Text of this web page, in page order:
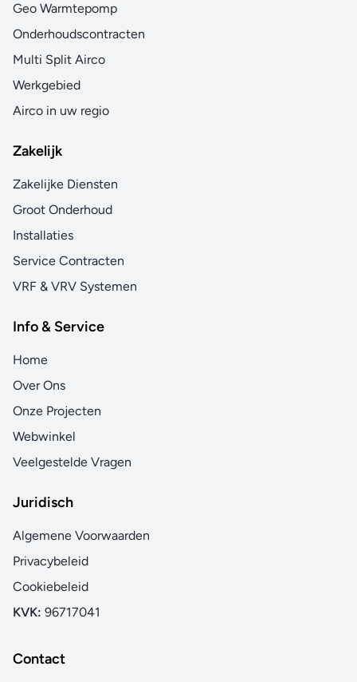
Geo Warmtepomp
Onderhoudscontracten
Multi Split Airco
Werkgebied
Airco in uw regio
Zakelijk
Zakelijke Diensten
Groot Onderhoud
Installaties
Service Contracten
VRF & VRV Systemen
Info & Service
Home
Over Ons
Onze Projecten
Webwinkel
Veelgestelde Vragen
Juridisch
Algemene Voorwaarden
Privacybeleid
Cookiebeleid
KVK: 96717041
Contact